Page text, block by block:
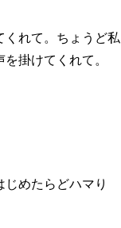
くれて。ちょうど私
掛けてくれて。
めたらどハマり